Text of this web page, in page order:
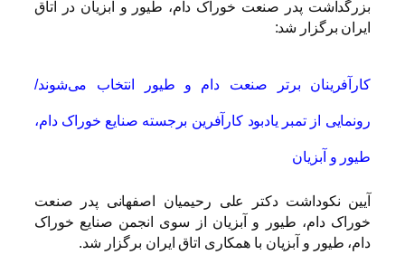
بزرگداشت پدر صنعت خوراک دام، طیور و آبزیان در اتاق
ایران برگزار شد:
کارآفرینان برتر صنعت دام و طیور انتخاب می‌شوند/
رونمایی از تمبر یادبود کارآفرین برجسته صنایع خوراک دام،
طیور و آبزیان
آیین نکوداشت دکتر علی رحیمیان اصفهانی پدر صنعت
خوراک دام، طیور و آبزیان از سوی انجمن صنایع خوراک
دام، طیور و آبزیان با همکاری اتاق ایران برگزار شد.